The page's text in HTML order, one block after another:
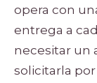
opera con
entrega a
necesitar un
solicitarla